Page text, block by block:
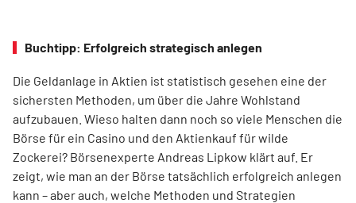
Buchtipp: Erfolgreich strategisch anlegen
Die Geldanlage in Aktien ist statistisch gesehen eine der
sichersten Methoden, um über die Jahre Wohlstand
aufzubauen. Wieso halten dann noch so viele Menschen die
Börse für ein Casino und den Aktienkauf für wilde
Zockerei? Börsenexperte Andreas Lipkow klärt auf. Er
zeigt, wie man an der Börse tatsächlich erfolgreich anlegen
kann – aber auch, welche Methoden und Strategien